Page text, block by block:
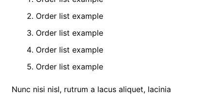
Order list example
Order list example
Order list example
Order list example
Nunc nisi nisl, rutrum a lacus aliquet, lacinia